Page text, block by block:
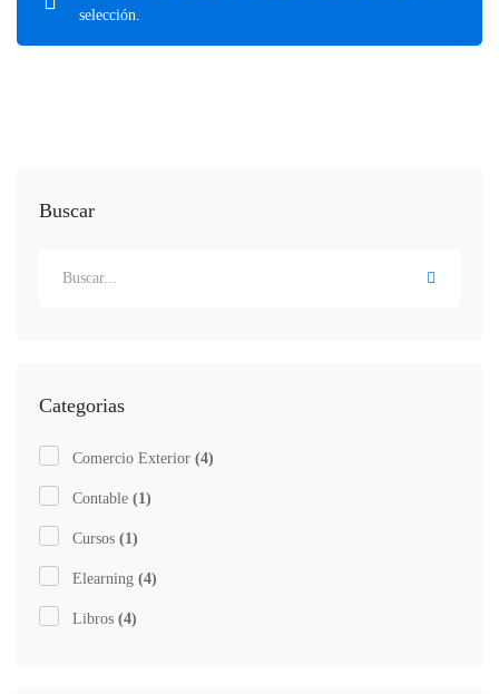
Buscar
Categorias
Comercio Exterior (4)
Contable (1)
Cursos (1)
Elearning (4)
Libros (4)
selección.